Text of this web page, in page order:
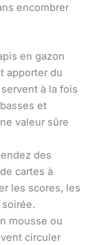
encombrer
en gazon
apporter du
à la fois
et
valeur sûre
des
cartes à
les scores, les
mousse ou
circuler